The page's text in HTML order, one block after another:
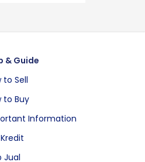
& Guide
to Sell
to Buy
Information
Jual